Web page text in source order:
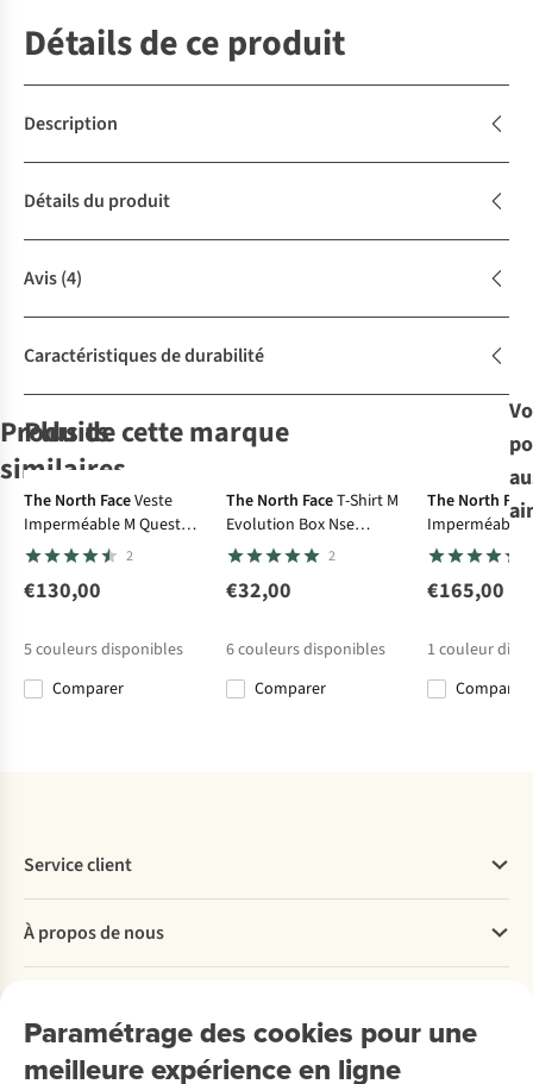
Détails de ce produit
Description
Détails du produit
Avis(4)
Caractéristiques de durabilité
Produits
similaires
Jack Wolfskin
Short Pico Trail
Shorts M
Jack Wolfskin
Short Pico Trail
Shorts M
The North Face
Short M
Exploration
Short
-30%
Jack Wolfskin
Short Ridge
Hike Shorts M
€70,00
Plus de cette marque
Le choix A.S.Adventure
The North FaceVeste
Imperméable M Quest
Mono Jacket 2
€130,00
5couleurs disponibles
Comparer
The North FaceT-Shirt M
Evolution Box Nse
Regular Short Sleeve
2
€32,00
6couleurs disponibles
Comparer
The North
Imperméable
Jacket
€165,00
1 couleur
Comparer
Paramétrage des cookies pour une
meilleure expérience en ligne
Service client
Commander
Payer
Retourner
Rétractation d'une commande
À propos de nous
Entreprise responsable
À propos d’Ayacucho
Location / Location sports d’hiver
Découvrez